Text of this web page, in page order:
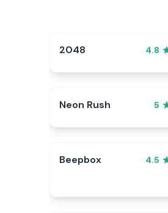
2048 4.8
Neon Rush 5
Beepbox 4.5